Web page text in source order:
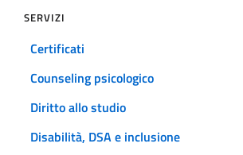
SERVIZI
Certificati
Counseling psicologico
Diritto allo studio
Disabilità, DSA e inclusione